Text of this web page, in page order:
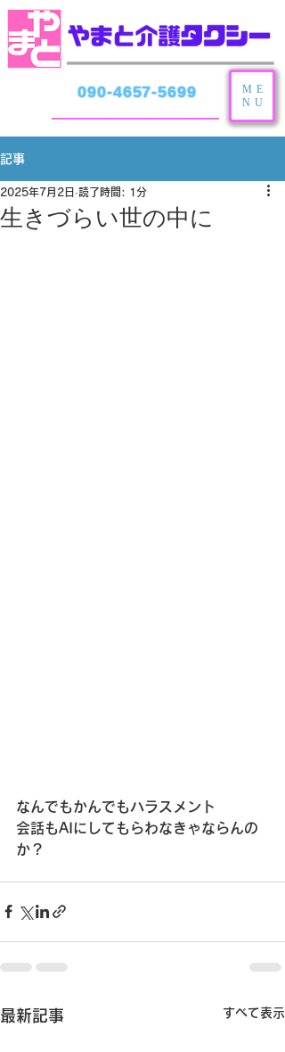
090-4657-5699
ME
NU
記事
生きづらい世の中に
2025年7月2日 読了時間: 1分
なんでもかんでもハラスメント
会話もAIにしてもらわなきゃならんの
か？
最新記事 すべて表示